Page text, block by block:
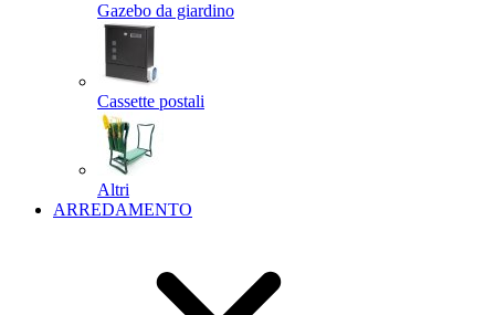
Gazebo da giardino
Cassette postali
Altri
ARREDAMENTO